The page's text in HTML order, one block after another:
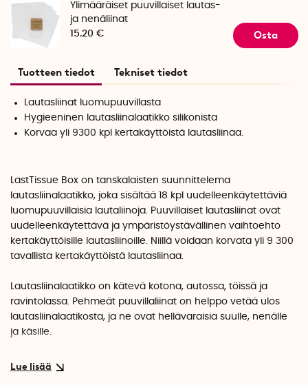
Ylimääräiset puuvillaiset lautas-
ja nenäliinat
15.20 €
Osta
Tuotteen tiedot Tekniset tiedot
Lautasliinat luomupuuvillasta
Hygieeninen lautasliinalaatikko silikonista
Korvaa yli 9300 kpl kertakäyttöistä lautasliinaa.
LastTissue Box on tanskalaisten suunnittelema
lautasliinalaatikko, joka sisältää 18 kpl uudelleenkäytettäviä
luomupuuvillaisia lautaliinoja. Puuvillaiset lautasliinat ovat
uudelleenkäytettävä ja ympäristöystävällinen vaihtoehto
kertakäyttöisille lautasliinoille. Niillä voidaan korvata yli 9 300
tavallista kertakäyttöistä lautasliinaa.
Lautasliinalaatikko on kätevä kotona, autossa, töissä ja
ravintolassa. Pehmeät puuvillaliinat on helppo vetää ulos
lautasliinalaatikosta, ja ne ovat hellävaraisia suulle, nenälle
ja käsille.
Hygieeninen ja helppokäyttöinen